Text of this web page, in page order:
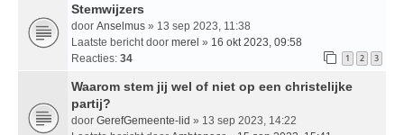
Stemwijzers
door Anselmus » 13 sep 2023, 11:38
Laatste bericht door merel » 16 okt 2023, 09:58
Reacties: 34 1 2 3
Waarom stem jij wel of niet op een christelijke
partij?
door GerefGemeente-lid » 13 sep 2023, 14:22